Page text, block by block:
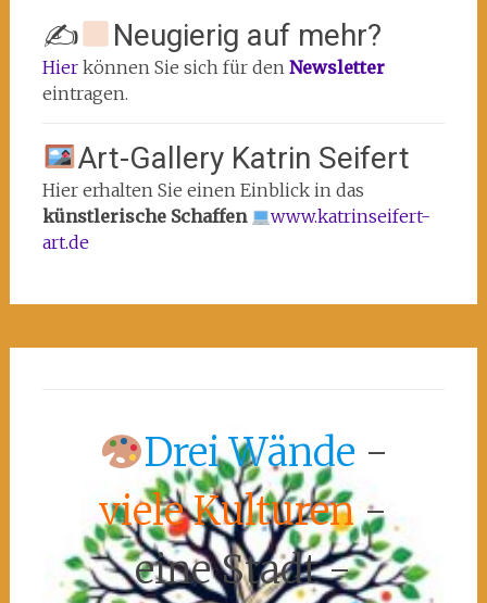
✍ Neugierig auf mehr?
Hierkönnen Sie sich für den Newsletter
eintragen.
Art-Gallery Katrin Seifert
Hier erhalten Sie einen Einblick in das
künstlerische Schaffen
www.katrinseifert-
art.de
Drei Wände -
viele Kulturen-
eine Stadt -